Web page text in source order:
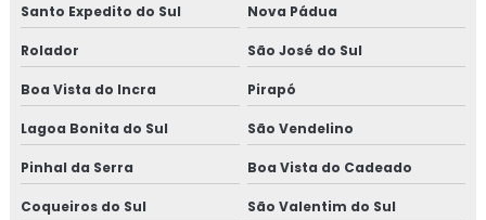
Santo Expedito do Sul Nova Pádua
Rolador São José do Sul
Boa Vista do Incra Pirapó
Lagoa Bonita do Sul São Vendelino
Pinhal da Serra Boa Vista do Cadeado
Coqueiros do Sul São Valentim do Sul